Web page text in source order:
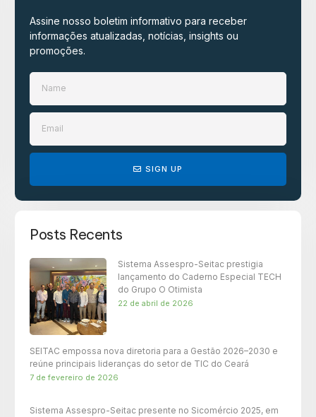
Assine nosso boletim informativo para receber
informações atualizadas, notícias, insights ou
promoções.​
SIGN UP
Posts Recents
Sistema Assespro-Seitac prestigia
lançamento do Caderno Especial TECH
do Grupo O Otimista
22 de abril de 2026
SEITAC empossa nova diretoria para a Gestão 2026–2030 e
reúne principais lideranças do setor de TIC do Ceará
7 de fevereiro de 2026
Sistema Assespro-Seitac presente no Sicomércio 2025, em